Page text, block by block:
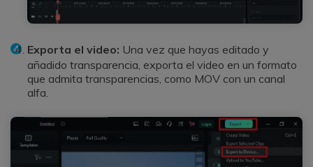
Exporta el video: Una vez que hayas editado y
añadido transparencia, exporta el video en un formato
que admita transparencias, como MOV con un canal
alfa.